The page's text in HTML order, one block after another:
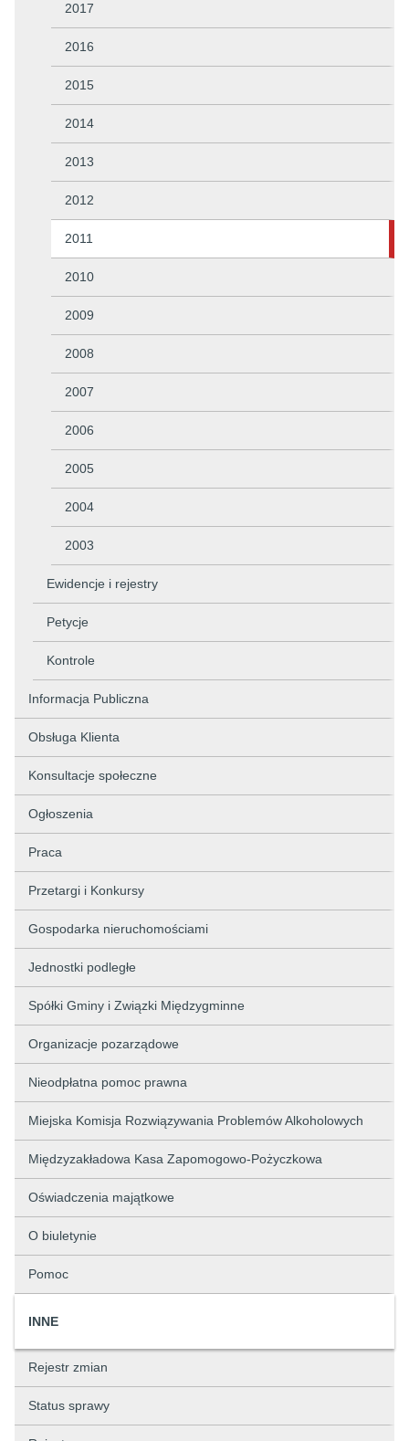
2017
2016
2015
2014
2013
2012
2011
2010
2009
2008
2007
2006
2005
2004
2003
Ewidencje i rejestry
Petycje
Kontrole
Informacja Publiczna
Obsługa Klienta
Konsultacje społeczne
Ogłoszenia
Praca
Przetargi i Konkursy
Gospodarka nieruchomościami
Jednostki podległe
Spółki Gminy i Związki Międzygminne
Organizacje pozarządowe
Nieodpłatna pomoc prawna
Miejska Komisja Rozwiązywania Problemów Alkoholowych
Międzyzakładowa Kasa Zapomogowo-Pożyczkowa
Oświadczenia majątkowe
O biuletynie
Pomoc
INNE
Rejestr zmian
Status sprawy